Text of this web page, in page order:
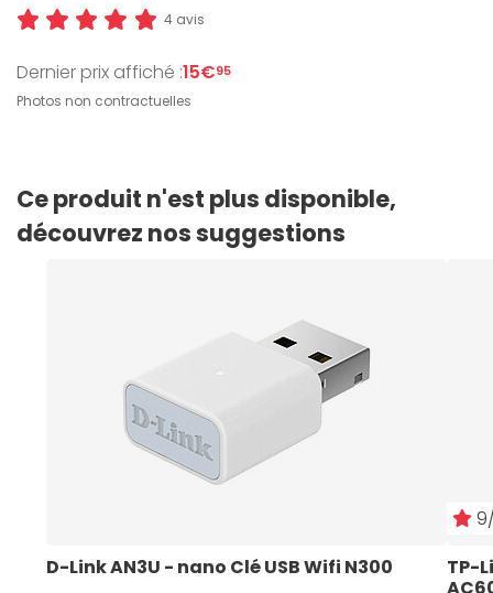
4 avis
Dernier prix affiché :15€95
Photos non contractuelles
Ce produit n'est plus disponible,
découvrez nos suggestions
D-Link AN3U - nano Clé USB Wifi N300
TP-